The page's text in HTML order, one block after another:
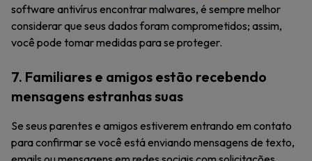
software antivírus encontrar malwares, é sempre melhor
considerar que seus dados foram comprometidos; assim,
você pode tomar medidas para se proteger.
7. Familiares e amigos estão recebendo
mensagens estranhas suas
Se seus parentes e amigos estiverem entrando em contato
para confirmar se você está enviando mensagens de texto,